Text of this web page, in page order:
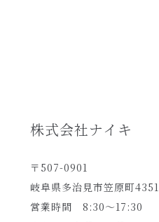
株式会社ナイキ
〒507-0901
岐阜県多治見市笠原町4351
営業時間 8:30〜17:30